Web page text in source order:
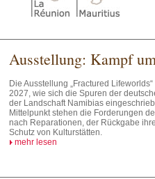
Ausstellung: Kampf
Die Ausstellung „Fractured
2027, wie sich die Spuren der
der Landschaft Namibias
Mittelpunkt stehen die Forderungen
nach Reparationen, der Rückgabe
Schutz von Kulturstätten.
mehr lesen